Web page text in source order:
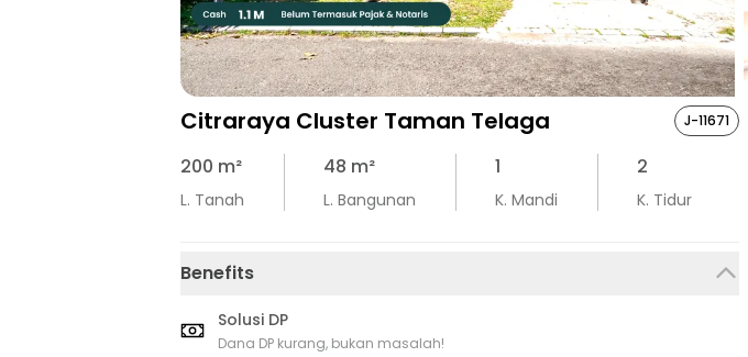
Citraraya Cluster Taman Telaga J-11671
200 m²
L. Tanah
48 m²
L. Bangunan
1
K. Mandi
2
K. Tidur
Benefits
Solusi DP
Dana DP kurang, bukan masalah!